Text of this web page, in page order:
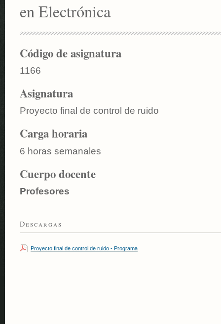
en Electrónica
Código de asignatura
1166
Asignatura
Proyecto final de control de ruido
Carga horaria
6 horas semanales
Cuerpo docente
Profesores
Descargas
Proyecto final de control de ruido - Programa